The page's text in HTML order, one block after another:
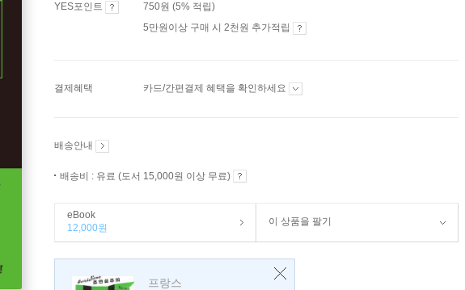
YES포인트
750원 (5% 적립)
5만원이상 구매 시 2천원 추가적립
결제혜택 카드/간편결제 혜택을 확인하세요
배송안내
배송비 : 유료 (도서 15,000원 이상 무료)
eBook
12,000원
이 상품을 팔기
프랑스